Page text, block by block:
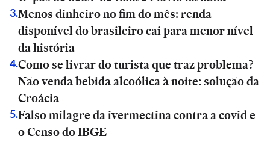
3.Menos dinheiro no fim do mês: renda
disponível do brasileiro cai para menor nível
da história
4.Como se livrar do turista que traz problema?
Não venda bebida alcoólica à noite: solução da
Croácia
5.Falso milagre da ivermectina contra a covid e
o Censo do IBGE